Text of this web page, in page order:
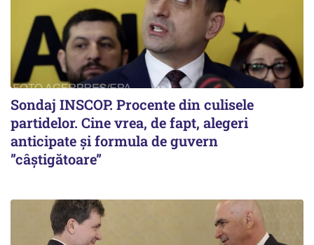
Sondaj INSCOP. Procente din culisele
partidelor. Cine vrea, de fapt, alegeri
anticipate și formula de guvern
”câștigătoare”